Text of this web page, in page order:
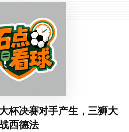
杯决赛对手产生，三狮大
西德法